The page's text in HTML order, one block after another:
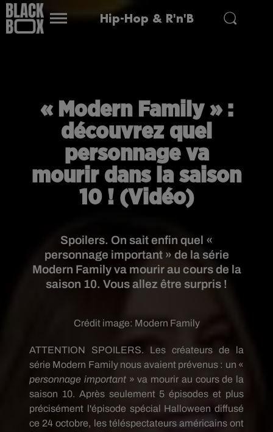
Hip-Hop & R'n'B
« Modern Family » :
découvrez quel
personnage va
mourir dans la saison
10 ! (Vidéo)
Spoilers. On sait enfin quel «
personnage important » de la série
Modern Family va mourir au cours de la
saison 10. Vous allez être surpris !
Crédit image: Modern Family
ATTENTION SPOILERS.
Les créateurs de la
série Modern Family nous avaient prévenus : un «
personnage important» va mourir au cours de la
saison 10. Après seulement 5 épisodes et plus
précisément l'épisode spécial Halloween diffusé
ce 24 octobre, les téléspectateurs américains ont